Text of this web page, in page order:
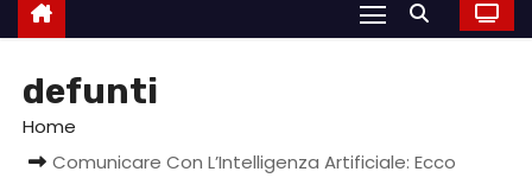
defunti
Home
Comunicare Con L’Intelligenza Artificiale: Ecco